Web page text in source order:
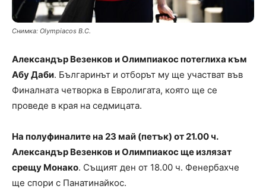
Снимка: Olympiacos B.C.
Александър Везенков и Олимпиакос потеглиха към
Абу Даби. Българинът и отборът му ще участват във
Финалната четворка в Евролигата, която ще се
проведе в края на седмицата.
На полуфиналите на 23 май (петък) от 21.00 ч.
Александър Везенков и Олимпиакос ще излязат
срещу Монако. Същият ден от 18.00 ч. Фенербахче
ще спори с Панатинайкос.